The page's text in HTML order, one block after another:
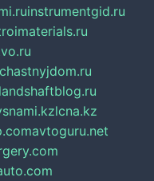
instrumentgid.ru
chastnyjdom.ru
landshaftblog.ru
lcna.kz
avtoguru.net